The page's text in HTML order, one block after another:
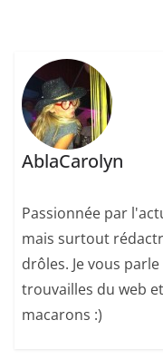
AblaCarolyn
Passionnée par
mais surtout
drôles. Je vous
trouvailles du web
macarons :)